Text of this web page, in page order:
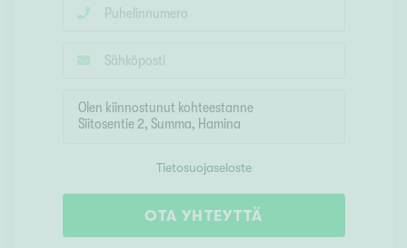
Tietosuojaseloste
OTA YHTEYTTÄ